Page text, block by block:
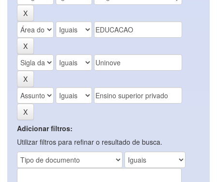
Adicionar filtros:
Utilizar filtros para refinar o resultado de busca.